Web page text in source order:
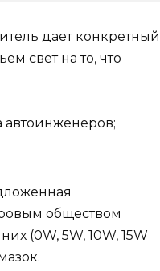
дает конкретный
свет на то, что
автоинженеров;
обществом
(0W, 5W, 10W, 15W